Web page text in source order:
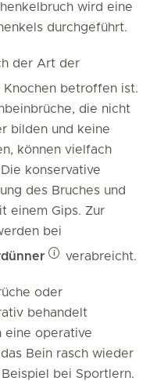
wird eine
durchgeführt.
der Art der
Knochen betroffen ist.
die nicht
bilden und keine
können vielfach
konservative
des Bruches und
einem Gips. Zur
bei
verabreicht.
oder
behandelt
eine operative
Bein rasch wieder
bei Sportlern.